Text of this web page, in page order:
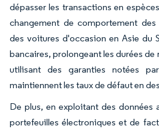
dépasser les transactions en
changement de comportement
des voitures d'occasion en Asie du
bancaires, prolongeant les durées de
utilisant des garanties notées
maintiennent les taux de défaut en
De plus, en exploitant des données
portefeuilles électroniques et de